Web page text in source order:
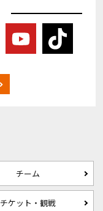
チーム
チケット・観戦